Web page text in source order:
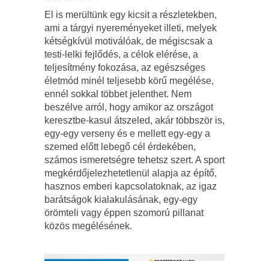
El is merültünk egy kicsit a részletekben,
ami a tárgyi nyereményeket illeti, melyek
kétségkívül motiválóak, de mégiscsak a
testi-lelki fejlődés, a célok elérése, a
teljesítmény fokozása, az egészséges
életmód minél teljesebb körű megélése,
ennél sokkal többet jelenthet. Nem
beszélve arról, hogy amikor az országot
keresztbe-kasul átszeled, akár többször is,
egy-egy verseny és e mellett egy-egy a
szemed előtt lebegő cél érdekében,
számos ismeretségre tehetsz szert. A sport
megkérdőjelezhetetlenül alapja az építő,
hasznos emberi kapcsolatoknak, az igaz
barátságok kialakulásának, egy-egy
örömteli vagy éppen szomorú pillanat
közös megélésének.